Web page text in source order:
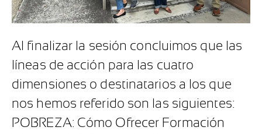
Al finalizar la sesión concluimos que las
líneas de acción para las cuatro
dimensiones o destinatarios a los que
nos hemos referido son las siguientes:
POBREZA: Cómo Ofrecer Formación